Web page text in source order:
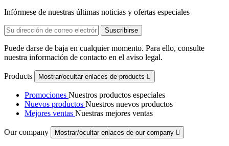
Infórmese de nuestras últimas noticias y ofertas especiales
Puede darse de baja en cualquier momento. Para ello, consulte
nuestra información de contacto en el aviso legal.
Products Mostrar/ocultar enlaces de products 
Promociones Nuestros productos especiales
Nuevos productos Nuestros nuevos productos
Mejores ventas Nuestras mejores ventas
Our company Mostrar/ocultar enlaces de our company 